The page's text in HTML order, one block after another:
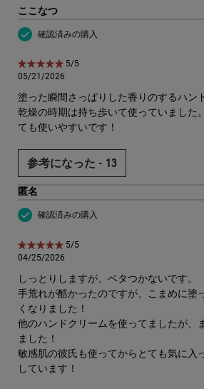
ここなつ
確認済みの購入
5星中5。
5/5
05/21/2026
塗った瞬間さっぱりした香りのするハン
乾燥の時期は持ち歩いて使っていました
ても使いやすいです！
参考になった - 13
匿名
確認済みの購入
5星中5。
5/5
04/25/2026
しっとりしますが、ベタつかないです。
手荒れが酷かったのですが、こまめに塗
くなりました！
他のハンドクリームを使ってましたが、
ました！
敏感肌の彼氏も使ってからとても気に入
しています！